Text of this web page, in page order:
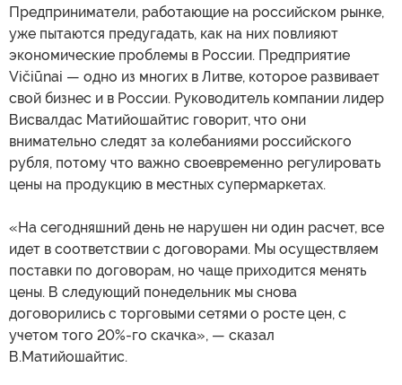
Предприниматели, работающие на российском рынке,
уже пытаются предугадать, как на них повлияют
экономические проблемы в России. Предприятие
Vičiūnai — одно из многих в Литве, которое развивает
свой бизнес и в России. Руководитель компании лидер
Висвалдас Матийошайтис говорит, что они
внимательно следят за колебаниями российского
рубля, потому что важно своевременно регулировать
цены на продукцию в местных супермаркетах.
«На сегодняшний день не нарушен ни один расчет, все
идет в соответствии с договорами. Мы осуществляем
поставки по договорам, но чаще приходится менять
цены. В следующий понедельник мы снова
договорились с торговыми сетями о росте цен, с
учетом того 20%-го скачка», — сказал
В.Матийошайтис.